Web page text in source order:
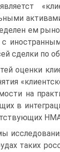
ем
с
сделки по
оценки
на
в
таких